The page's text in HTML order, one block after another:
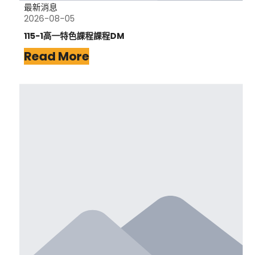
最新消息
2026-08-05
115-1高一特色課程課程DM
Read More